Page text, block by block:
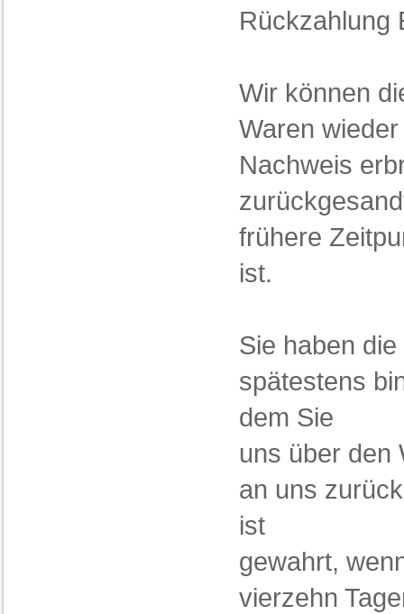
Rückzahlung
Wir können
Waren
Nachweis
frühere
ist.
Sie haben
spätestens
dem Sie
uns über den
an uns
ist
gewahrt,
vierzehn